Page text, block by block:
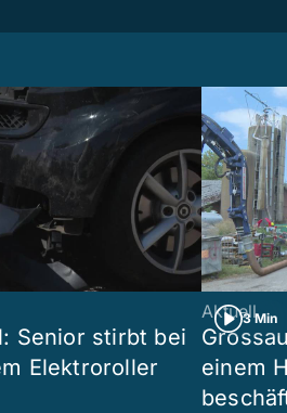
Senior stirbt bei
Elektroroller
3 Min
Aktuell
einem